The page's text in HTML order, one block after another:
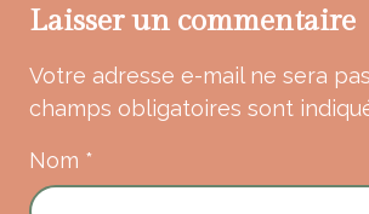
Laisser un commentaire
Votre adresse e-mail ne sera
champs obligatoires sont
Nom *